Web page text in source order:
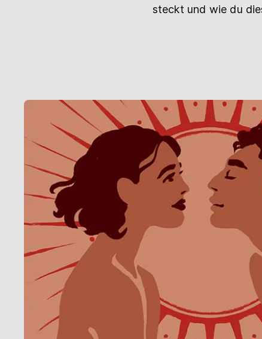
steckt und wie du